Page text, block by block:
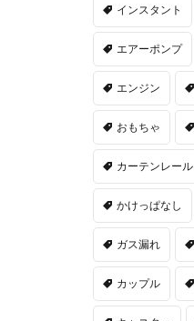
インスタント
エアーポンプ
エンジン
おもちゃ
カーテンレール
かけっぱなし
ガス漏れ
カップル